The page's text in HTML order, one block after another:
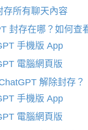
存所有聊天內容
封存在哪？如何查
手機版 App
電腦網頁版
解除封存？
手機版 App
電腦網頁版